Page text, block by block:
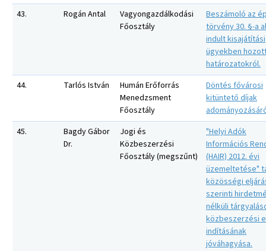
43.
Rogán Antal
Vagyongazdálkodási
Főosztály
Beszámoló az
törvény 30. §-a
indult kisajátítási
ügyekben
határozatokról.
44.
Tarlós István
Humán Erőforrás
Menedzsment
Főosztály
Döntés fővárosi
kitüntető díjak
45.
Bagdy Gábor
Dr.
Jogi és
Közbeszerzési
Főosztály (megszűnt)
"Helyi Adók
Információs
(HAIR) 2012. évi
üzemeltetése"
közösségi
szerinti
nélküli
közbeszerzési
indításának
jóváhagyása.